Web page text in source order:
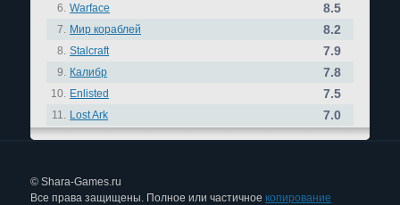
6. Warface 8.5
7. Мир кораблей 8.2
8. Stalcraft 7.9
9. Калибр 7.8
10. Enlisted 7.5
11. Lost Ark 7.0
© Shara-Games.ru
Все права защищены. Полное или частичное копирование